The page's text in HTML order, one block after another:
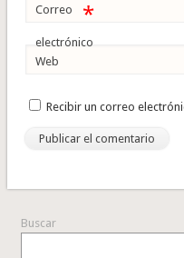
Correo
electrónico
*
Web
Recibir un correo
Buscar